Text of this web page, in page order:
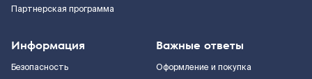
Партнерская программа
Информация
Безопасность
Важные ответы
Оформление и покупка